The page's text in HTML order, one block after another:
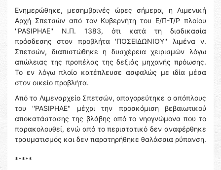
Ενημερώθηκε, μεσημβρινές ώρες σήμερα, η Λιμενική
Αρχή Σπετσών από τον Κυβερνήτη του Ε/Π-Τ/Ρ πλοίου
''PASIPHAE'' Ν.Π. 1383, ότι κατά τη διαδικασία
πρόσδεσης στον προβλήτα 'ΠΟΣΕΙΔΩΝΙΟΥ'' λιμένα ν.
Σπετσών, διαπιστώθηκε η δυσχέρεια χειρισμών λόγω
απώλειας της προπέλας της δεξιάς μηχανής πρόωσης.
Το εν λόγω πλοίο κατέπλευσε ασφαλώς με ιδία μέσα
στον οικείο προβλήτα.
Από το Λιμεναρχείο Σπετσών, απαγορεύτηκε ο απόπλους
του ''PASIPHAE'' μέχρι την προσκόμιση βεβαιωτικού
αποκατάστασης της βλάβης από το νηογνώμονα που το
παρακολουθεί, ενώ από το περιστατικό δεν αναφέρθηκε
τραυματισμός και δεν παρατηρήθηκε θαλάσσια ρύπανση.
*****